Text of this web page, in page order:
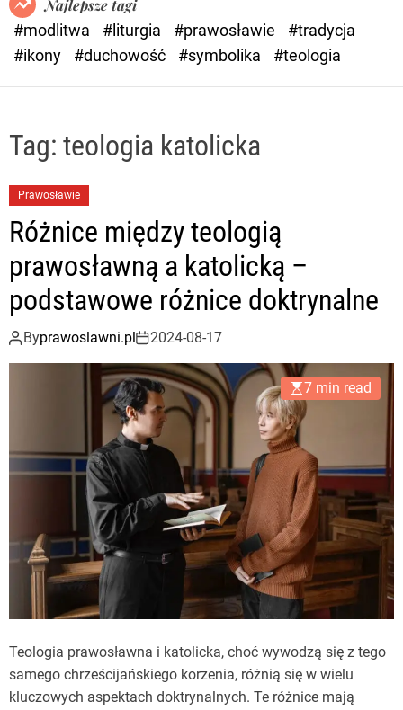
e
Najlepsze tagi
#modlitwa
#liturgia #prawosławie
#tradycja
#ikony
#duchowość #symbolika #teologia
Tag: teologia katolicka
Prawosławie
Różnice między teologią
prawosławną a katolicką –
podstawowe różnice doktrynalne
Byprawoslawni.pl 2024-08-17
7 min read
Teologia prawosławna i katolicka, choć wywodzą się z tego
samego chrześcijańskiego korzenia, różnią się w wielu
kluczowych aspektach doktrynalnych. Te różnice mają